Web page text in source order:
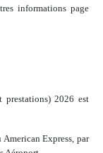
informations page
prestations) 2026 est
American Express, par